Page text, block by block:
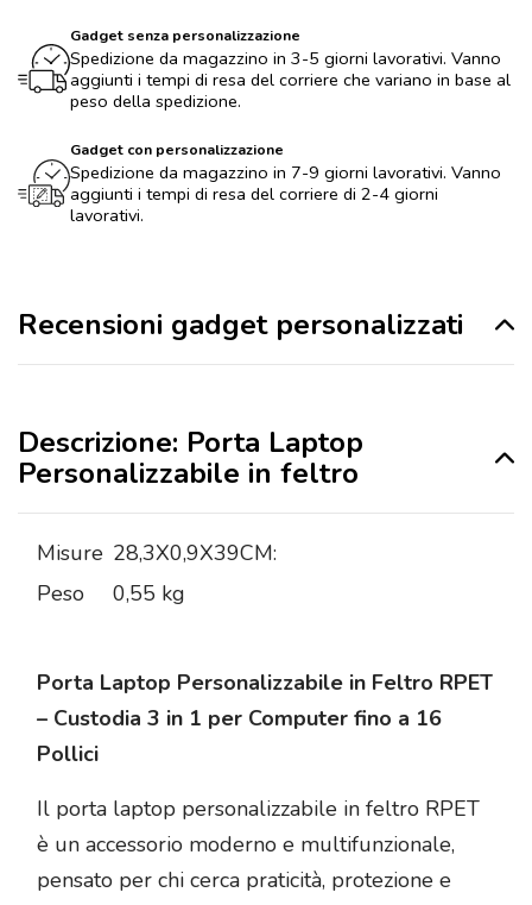
Gadget senza personalizzazione
Spedizione da magazzino in 3-5 giorni lavorativi. Vanno
aggiunti i tempi di resa del corriere che variano in base al
peso della spedizione.
Gadget con personalizzazione
Spedizione da magazzino in 7-9 giorni lavorativi. Vanno
aggiunti i tempi di resa del corriere di 2-4 giorni
lavorativi.
Recensioni gadget personalizzati
Descrizione: Porta Laptop
Personalizzabile in feltro
Misure 28,3X0,9X39CM:
Peso
0,55 kg
Porta Laptop Personalizzabile in Feltro RPET
– Custodia 3 in 1 per Computer fino a 16
Pollici
Il porta laptop personalizzabile in feltro RPET
è un accessorio moderno e multifunzionale,
pensato per chi cerca praticità, protezione e